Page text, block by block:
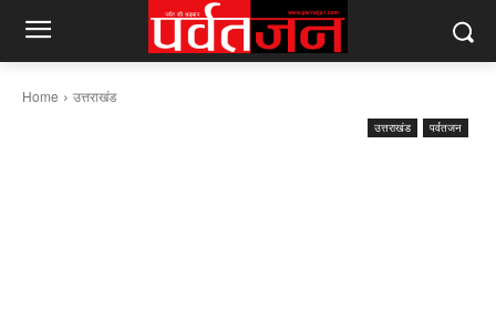
Home उत्तराखंड
उत्तराखंड पर्वतजन